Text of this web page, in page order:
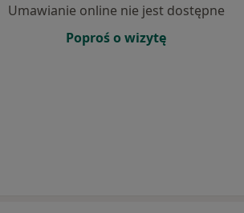
Umawianie online nie jest dostępne
Poproś o wizytę